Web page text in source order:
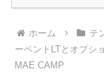
ホーム テ
ーペントLTとオプシ
MAE CAMP